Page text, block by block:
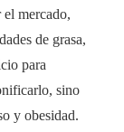
mercado,
de grasa,
para
sino
y obesidad.